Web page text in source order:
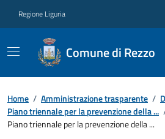
Regione Liguria
Comune di Rezzo
Home / Amministrazione trasparente /
Piano triennale per la prevenzione della ...
Piano triennale per la prevenzione della ...